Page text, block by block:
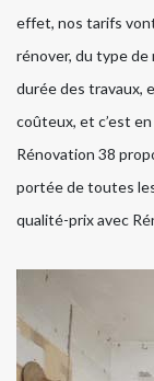
effet, nos tarifs
rénover, du type de
durée des
coûteux, et c’est
Rénovation 38
portée de toutes
qualité-prix avec